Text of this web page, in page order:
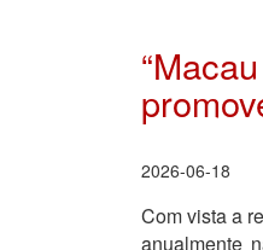
2026-06-18
Com vista a
anualmente